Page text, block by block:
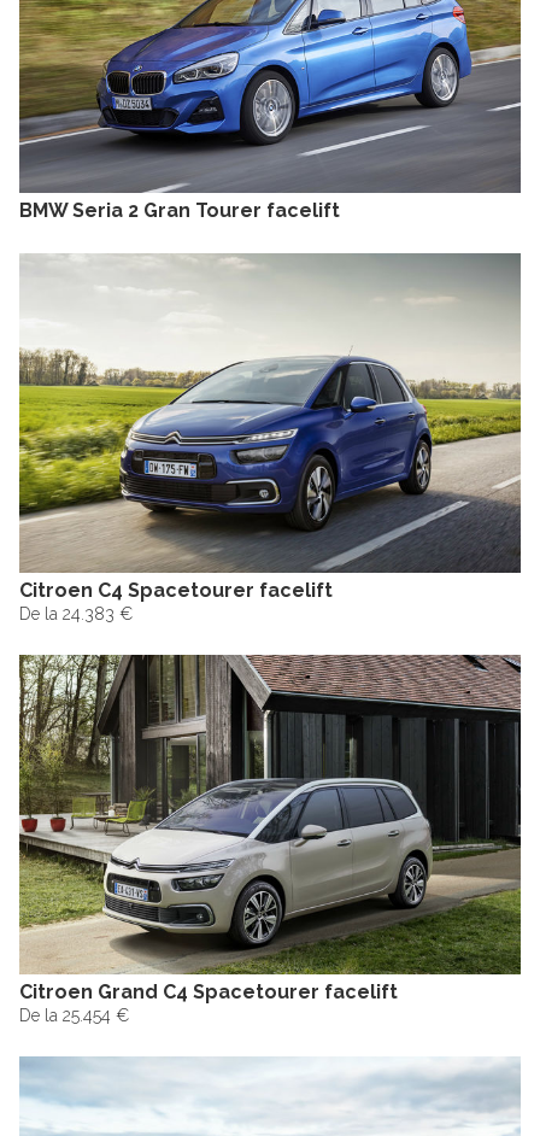
BMW Seria 2 Gran Tourer facelift
Citroen C4 Spacetourer facelift
De la 24.383 €
Citroen Grand C4 Spacetourer facelift
De la 25.454 €